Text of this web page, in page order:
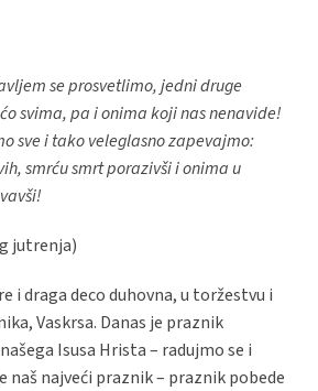
se prosvetlimo, jedni druge
svima, pa i onima koji nas nenavide!
sve i tako veleglasno zapevajmo:
smrću smrt porazivši i onima u
jutrenja)
i draga deco duhovna, u toržestvu i
Vaskrsa. Danas je praznik
Isusa Hrista – radujmo se i
naš najveći praznik – praznik pobede